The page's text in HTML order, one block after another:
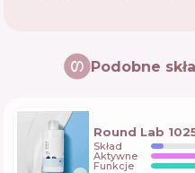
Podobne
Round Lab
Skład
Aktywne
Funkcje